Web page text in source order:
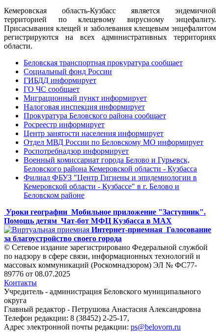
Кемеровская область-Кузбасс является эндемичной
территорией по клещевому вирусному энцефалиту.
Присасывания клещей и заболевания клещевым энцефалитом
регистрируются на всех административных территориях
области.
Беловская транспортная прокуратура сообщает
Социальный фонд России
ГИБДД информирует
ГО ЧС сообщает
Миграционный пункт информирует
Налоговая инспекция информирует
Прокуратура Беловского района сообщает
Росреестр информирует
Центр занятости населения информирует
Отдел МВД России по Беловскому МО информирует
Роспотребнадзор информирует
Военный комиссариат города Белово и Гурьевск,
Беловского района Кемеровской области - Кузбасса
Филиал ФБУЗ "Центр Гигиены и эпидемиологии в
Кемеровской области - Кузбассе" в г. Белово и
Беловском районе
Уроки географии Мобильное приложение "Заступник".
Помощь детям Чат-бот МФЦ Кузбасса в MAX
Интернет-приемная Голосование
за благоустройство своего города
© Сетевое издание зарегистрировано Федеральной службой
по надзору в сфере связи, информационных технологий и
массовых коммуникаций (Роскомнадзором) ЭЛ № ФС77-
89776 от 08.07.2025
Контакты
Учредитель - администрация Беловского муниципального
округа
Главный редактор - Петрушова Анастасия Александровна
Телефон редакции: 8 (38452) 2-25-17,
Адрес электронной почты редакции: ps@belovorn.ru